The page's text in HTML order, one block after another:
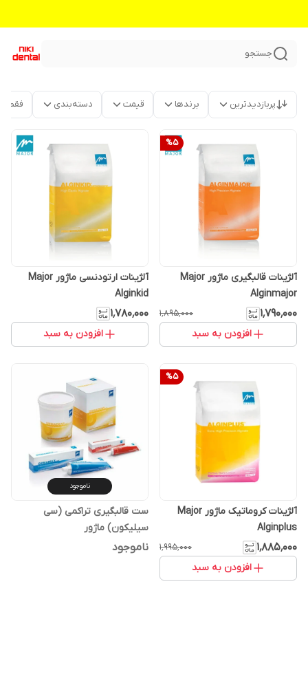
جستجو
پربازدیدترین برندها قیمت دسته‌بندی فقط
%5
آلژینات قالبگیری ماژور Major
Alginmajor
۱٬۷۹۰٬۰۰۰ ۱٬۸۹۵٬۰۰۰
افزودن به سبد
آلژینات ارتودنسی ماژور Major
Alginkid
۱٬۷۸۰٬۰۰۰
افزودن به سبد
%5
آلژینات کروماتیک ماژور Major
Alginplus
۱٬۸۸۵٬۰۰۰ ۱٬۹۹۵٬۰۰۰
افزودن به سبد
ناموجود
ست قالبگیری تراکمی (سی
سیلیکون) ماژور
ناموجود